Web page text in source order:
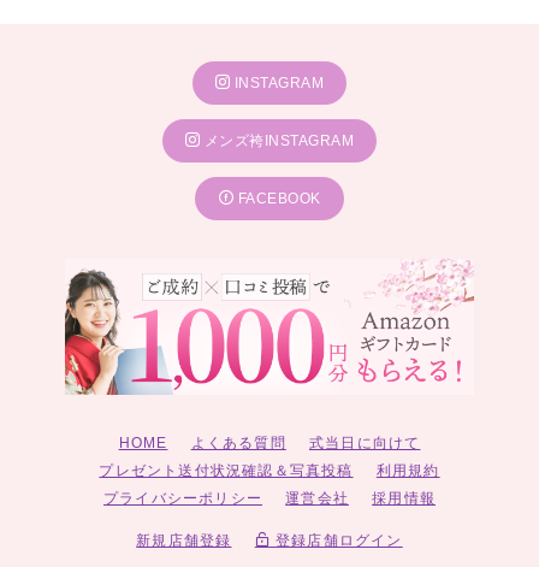
INSTAGRAM
メンズ袴INSTAGRAM
FACEBOOK
HOME よくある質問
式当日に向けて
プレゼント送付状況確認＆写真投稿
利用規約
プライバシーポリシー
運営会社 採用情報
新規店舗登録 登録店舗ログイン